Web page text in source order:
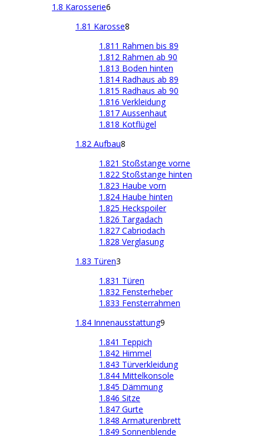
1.8 Karosserie6
1.81 Karosse8
1.811 Rahmen bis 89
1.812 Rahmen ab 90
1.813 Boden hinten
1.814 Radhaus ab 89
1.815 Radhaus ab 90
1.816 Verkleidung
1.817 Aussenhaut
1.818 Kotflügel
1.82 Aufbau8
1.821 Stoßstange vorne
1.822 Stoßstange hinten
1.823 Haube vorn
1.824 Haube hinten
1.825 Heckspoiler
1.826 Targadach
1.827 Cabriodach
1.828 Verglasung
1.83 Türen3
1.831 Türen
1.832 Fensterheber
1.833 Fensterrahmen
1.84 Innenausstattung9
1.841 Teppich
1.842 Himmel
1.843 Türverkleidung
1.844 Mittelkonsole
1.845 Dämmung
1.846 Sitze
1.847 Gurte
1.848 Armaturenbrett
1.849 Sonnenblende